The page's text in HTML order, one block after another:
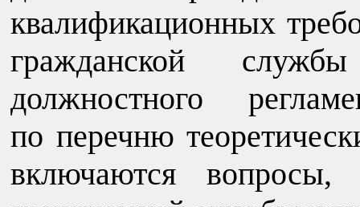
квалификационных
гражданской
должностного
по перечню
включаются вопросы,